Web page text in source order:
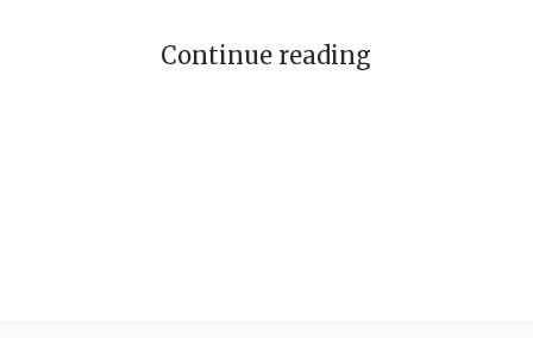
Continue reading